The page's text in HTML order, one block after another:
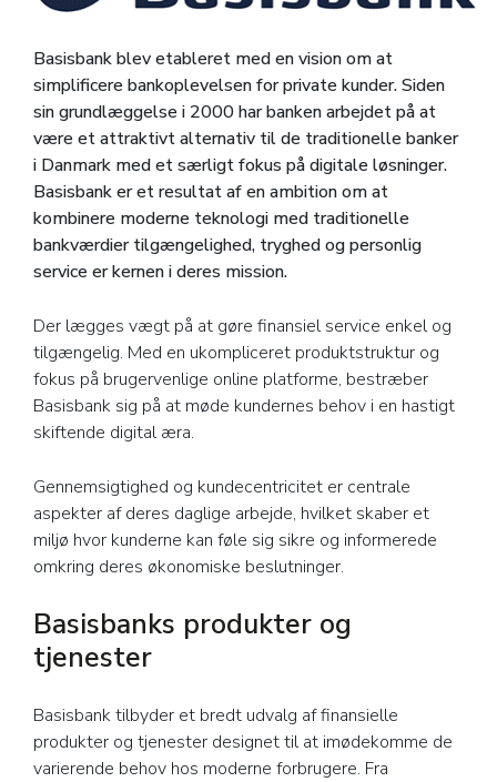
Basisbank blev etableret med en vision om at
simplificere bankoplevelsen for private kunder. Siden
sin grundlæggelse i 2000 har banken arbejdet på at
være et attraktivt alternativ til de traditionelle banker
i Danmark med et særligt fokus på digitale løsninger.
Basisbank er et resultat af en ambition om at
kombinere moderne teknologi med traditionelle
bankværdier tilgængelighed, tryghed og personlig
service er kernen i deres mission.
Der lægges vægt på at gøre finansiel service enkel og
tilgængelig. Med en ukompliceret produktstruktur og
fokus på brugervenlige online platforme, bestræber
Basisbank sig på at møde kundernes behov i en hastigt
skiftende digital æra.
Gennemsigtighed og kundecentricitet er centrale
aspekter af deres daglige arbejde, hvilket skaber et
miljø hvor kunderne kan føle sig sikre og informerede
omkring deres økonomiske beslutninger.
Basisbanks produkter og
tjenester
Basisbank tilbyder et bredt udvalg af finansielle
produkter og tjenester designet til at imødekomme de
varierende behov hos moderne forbrugere. Fra